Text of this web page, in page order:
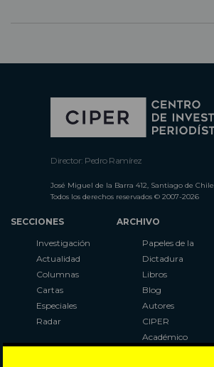
Director: Pedro Ramírez
José Miguel de la Barra 412, Santiago de Chile
Todos los derechos reservados © 2007-2026
SECCIONES
Investigación
Actualidad
Columnas
Cartas
Especiales
Radar
ARCHIVO
Papeles de la
Dictadura
Libros
Blog
Autores
CIPER
Académico